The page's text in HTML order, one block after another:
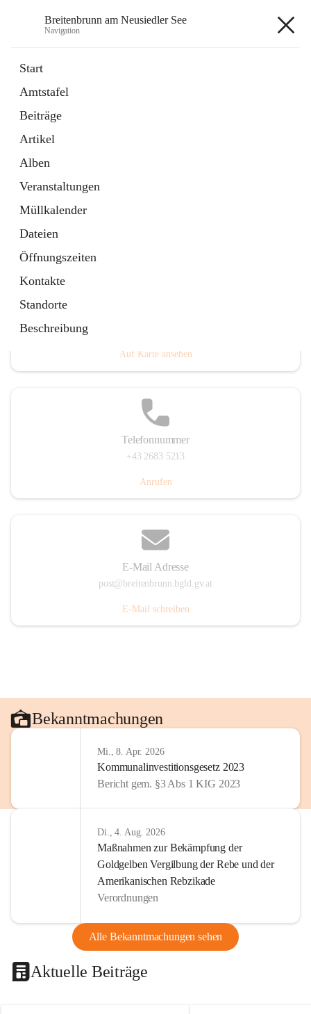
Breitenbrunn am Neusiedler See
Navigation
Start
Amtstafel
Beiträge
Artikel
Alben
Veranstaltungen
Müllkalender
Dateien
Öffnungszeiten
Kontakte
Standorte
Beschreibung
18 Schnellzugriffe
Gemeindeservice
Auf Karte ansehen
Telefonnummer
+43 2683 5213
Anrufen
E-Mail Adresse
post@breitenbrunn.bgld.gv.at
E-Mail schreiben
Bekanntmachungen
Mi., 8. Apr. 2026
Kommunalinvestitionsgesetz 2023
Bericht gem. §3 Abs 1 KIG 2023
Di., 4. Aug. 2026
Maßnahmen zur Bekämpfung der
Goldgelben Vergilbung der Rebe und der
Amerikanischen Rebzikade
Verordnungen
Alle Bekanntmachungen sehen
Aktuelle Beiträge